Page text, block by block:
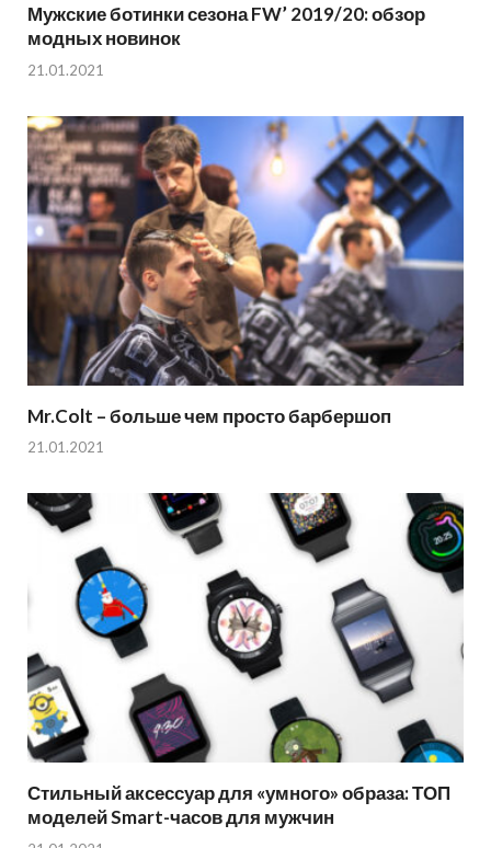
Мужские ботинки сезона FW’ 2019/20: обзор
модных новинок
21.01.2021
Mr.Colt – больше чем просто барбершоп
21.01.2021
Стильный аксессуар для «умного» образа: ТОП
моделей Smart-часов для мужчин